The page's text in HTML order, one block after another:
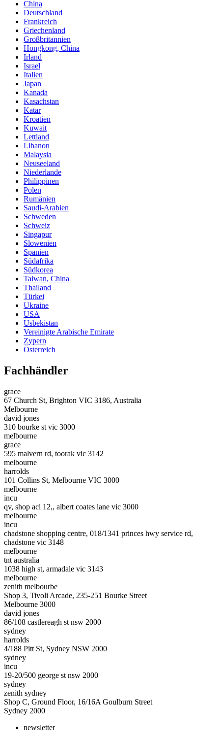
China
Deutschland
Frankreich
Griechenland
Großbritannien
Hongkong, China
Irland
Israel
Italien
Japan
Kanada
Kasachstan
Katar
Kroatien
Kuwait
Lettland
Libanon
Malaysia
Neuseeland
Niederlande
Philippinen
Polen
Rumänien
Saudi-Arabien
Schweden
Schweiz
Singapur
Slowenien
Spanien
Südafrika
Südkorea
Taiwan, China
Thailand
Türkei
Ukraine
USA
Usbekistan
Vereinigte Arabische Emirate
Zypern
Österreich
Fachhändler
grace
67 Church St, Brighton VIC 3186, Australia
Melbourne
david jones
310 bourke st vic 3000
melbourne
grace
595 malvern rd, toorak vic 3142
melbourne
harrolds
101 Collins St, Melbourne VIC 3000
melbourne
incu
qv, shop acl 12,, albert coates lane vic 3000
melbourne
incu
chadstone shopping centre, 018/1341 princes hwy service rd,
chadstone vic 3148
melbourne
tnt australia
1038 high st, armadale vic 3143
melbourne
zenith melbourbe
Shop 3, Tivoli Arcade, 235-251 Bourke Street
Melbourne 3000
david jones
86/108 castlereagh st nsw 2000
sydney
harrolds
4/188 Pitt St, Sydney NSW 2000
sydney
incu
19-20/500 george st nsw 2000
sydney
zenith sydney
Shop C, Ground Floor, 16/16A Goulburn Street
Sydney 2000
newsletter